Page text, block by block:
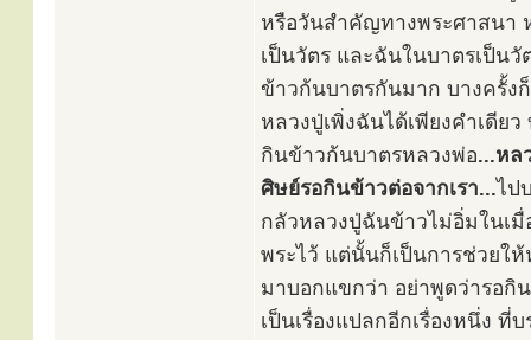
หรือวันสำคัญทางพระศาสนา
เป็นวัตร และฉันในบาตรเป็น
ข้าวก้นบาตรกันมาก บางครั้ง
หลวงปู่เพิ่งฉันได้เพียงคำเดีย
กินข้าวก้นบาตรหลวงพ่อ...หล
ศิษย์รอกินข้าวต่อจากเรา...ไป
กลัวหลวงปู่ฉันข้าวไม่อิ่มในเ
พระไว้ แต่นั้นก็เป็นการช่วยใ
มาบอกแขกว่า อย่าพูดว่ารอกิ
เป็นเรื่องแปลกอีกเรื่องหนึ่ง